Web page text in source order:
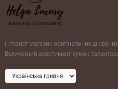
Інтернет магазин оригінальних
Величезний асортимент сумок,